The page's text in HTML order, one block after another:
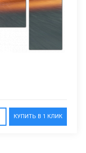
КУПИТЬ В 1 КЛИК